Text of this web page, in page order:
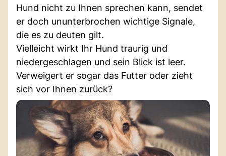
Hund nicht zu Ihnen sprechen kann, sendet
er doch ununterbrochen wichtige Signale,
die es zu deuten gilt.
Vielleicht wirkt Ihr Hund traurig und
niedergeschlagen und sein Blick ist leer.
Verweigert er sogar das Futter oder zieht
sich vor Ihnen zurück?